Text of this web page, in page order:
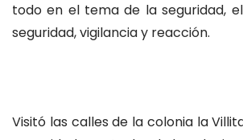
todo en el tema de la seguridad,
seguridad, vigilancia y reacción.
Visitó las calles de la colonia la